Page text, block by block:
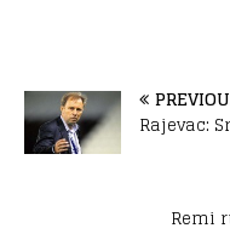
Rajevac:
Remi